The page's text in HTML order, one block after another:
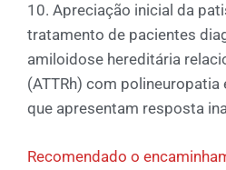
10. Apreciação inicial da
tratamento de pacientes
amiloidose hereditária
(ATTRh) com
que apresentam resposta
Recomendado o